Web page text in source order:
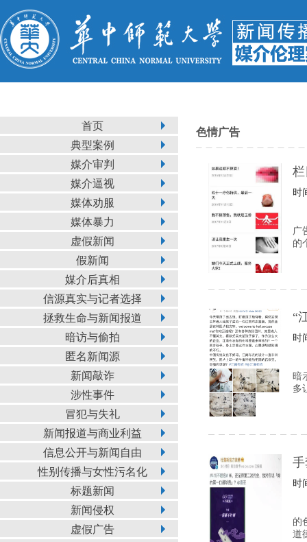
首页
典型案例
媒介审判
媒介逼视
媒体劝服
媒体暴力
虚假新闻
假新闻
媒介后真相
信源真实与记者选择
拯救生命与新闻报道
暗访与偷拍
匿名新闻源
新闻敲诈
涉性事件
冒犯与失礼
新闻报道与商业利益
信息公开与新闻自由
性别传播与女性污名化
标题新闻
新闻侵权
虚假广告
色情广告
时
广
的
“
时
暗
多
时
的
道